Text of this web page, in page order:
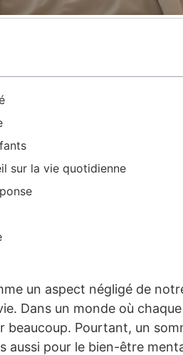
sur la vie quotidienne
un aspect négligé de
Dans un monde où
beaucoup. Pourtant, un
aussi pour le bien-être